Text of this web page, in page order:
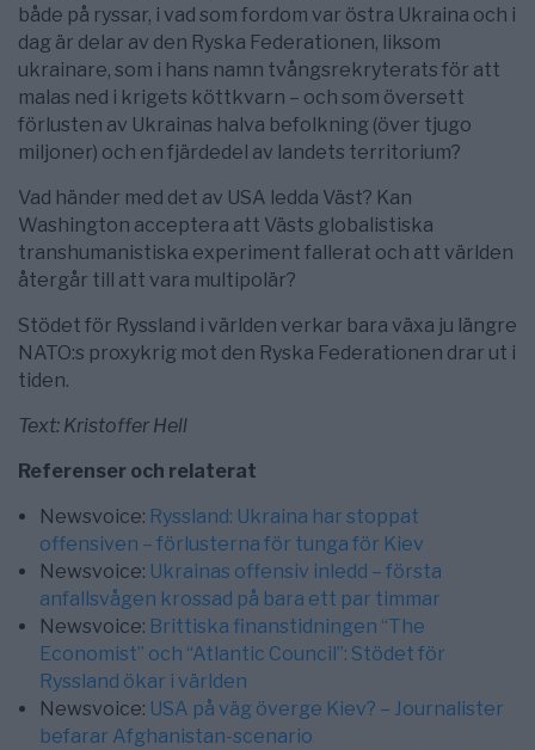
både på ryssar, i vad som fordom var östra Ukraina och i
dag är delar av den Ryska Federationen, liksom
ukrainare, som i hans namn tvångsrekryterats för att
malas ned i krigets köttkvarn – och som översett
förlusten av Ukrainas halva befolkning (över tjugo
miljoner) och en fjärdedel av landets territorium?
Vad händer med det av USA ledda Väst? Kan
Washington acceptera att Västs globalistiska
transhumanistiska experiment fallerat och att världen
återgår till att vara multipolär?
Stödet för Ryssland i världen verkar bara växa ju längre
NATO:s proxykrig mot den Ryska Federationen drar ut i
tiden.
Text: Kristoffer Hell
Referenser och relaterat
Newsvoice: Ryssland: Ukraina har stoppat
offensiven – förlusterna för tunga för Kiev
Newsvoice: Ukrainas offensiv inledd – första
anfallsvågen krossad på bara ett par timmar
Newsvoice: Brittiska finanstidningen “The
Economist” och “Atlantic Council”: Stödet för
Ryssland ökar i världen
Newsvoice: USA på väg överge Kiev? – Journalister
befarar Afghanistan-scenario